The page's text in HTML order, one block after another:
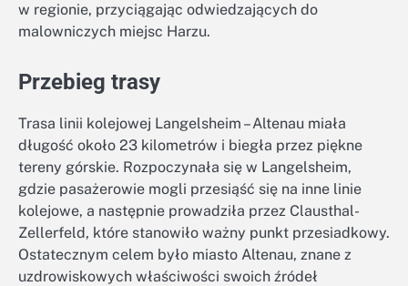
w regionie, przyciągając odwiedzających do
malowniczych miejsc Harzu.
Przebieg trasy
Trasa linii kolejowej Langelsheim – Altenau miała
długość około 23 kilometrów i biegła przez piękne
tereny górskie. Rozpoczynała się w Langelsheim,
gdzie pasażerowie mogli przesiąść się na inne linie
kolejowe, a następnie prowadziła przez Clausthal-
Zellerfeld, które stanowiło ważny punkt przesiadkowy.
Ostatecznym celem było miasto Altenau, znane z
uzdrowiskowych właściwości swoich źródeł